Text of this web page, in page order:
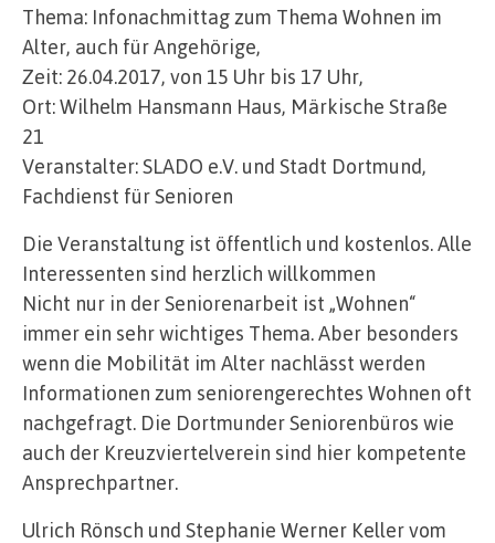
Thema: Infonachmittag zum Thema Wohnen im
Alter, auch für Angehörige,
Zeit: 26.04.2017, von 15 Uhr bis 17 Uhr,
Ort: Wilhelm Hansmann Haus, Märkische Straße
21
Veranstalter: SLADO e.V. und Stadt Dortmund,
Fachdienst für Senioren
Die Veranstaltung ist öffentlich und kostenlos. Alle
Interessenten sind herzlich willkommen
Nicht nur in der Seniorenarbeit ist „Wohnen“
immer ein sehr wichtiges Thema. Aber besonders
wenn die Mobilität im Alter nachlässt werden
Informationen zum seniorengerechtes Wohnen oft
nachgefragt. Die Dortmunder Seniorenbüros wie
auch der Kreuzviertelverein sind hier kompetente
Ansprechpartner.
Ulrich Rönsch und Stephanie Werner Keller vom